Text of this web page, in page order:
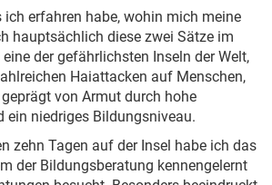
ich erfahren habe, wohin mich meine
hauptsächlich diese zwei Sätze im
der gefährlichsten Inseln der Welt,
Haiattacken auf Menschen,
von Armut durch hohe
ein niedriges Bildungsniveau.
zehn Tagen auf der Insel habe ich das
der Bildungsberatung kennengelernt